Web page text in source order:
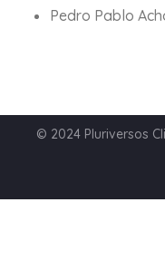
Pedro Pablo
© 2024 Pluriversos